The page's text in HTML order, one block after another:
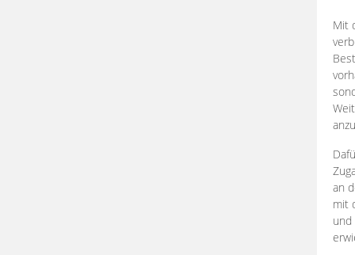
Mit
an
mit
und